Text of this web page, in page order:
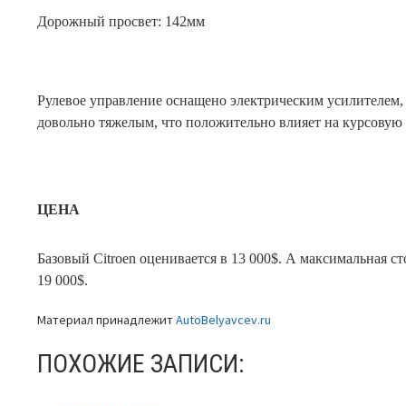
Дорожный просвет: 142мм
Рулевое управление оснащено электрическим усилителем,
довольно тяжелым, что положительно влияет на курсовую
ЦЕНА
Базовый Citroen оценивается в 13 000$. А максимальная
19 000$.
Материал принадлежитAutoBelyavcev.ru
ПОХОЖИЕ ЗАПИСИ: